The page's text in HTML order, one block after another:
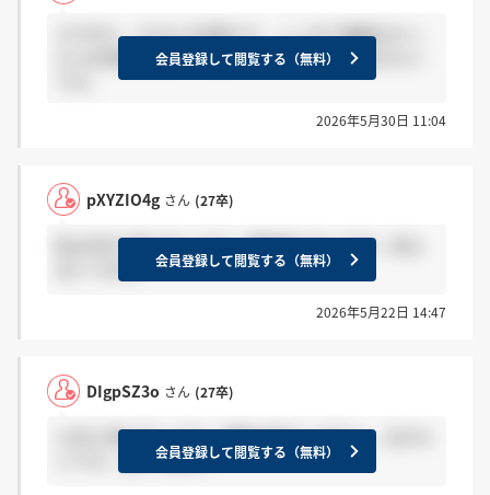
さすがに、5/11に3次受けて、ここまで連絡なかっ
たら6月頭に連絡くることないですよね？泣きたい
会員登録して閲覧する（無料）
2026年5月30日 11:04
pXYZIO4g さん (27卒)
私は9日に受けましたが、連絡来てないです。私も
会員登録して閲覧する（無料）
2026年5月22日 14:47
DIgpSZ3o さん (27卒)
11日に受けましたが、連絡は来ていません。泣きた
いです。泣いてます。会員登録して閲覧する（無料）